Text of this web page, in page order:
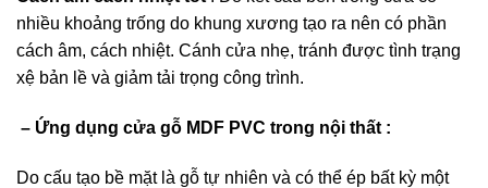
nhiều khoảng trống do khung xương tạo ra nên có phần
cách âm, cách nhiệt. Cánh cửa nhẹ, tránh được tình trạng
xệ bản lề và giảm tải trọng công trình.
– Ứng dụng cửa gỗ MDF PVC trong nội thất :
Do cấu tạo bề mặt là gỗ tự nhiên và có thể ép bất kỳ một